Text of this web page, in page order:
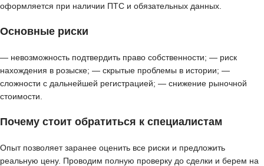
оформляется при наличии ПТС и обязательных данных.
Основные риски
— невозможность подтвердить право собственности; — риск
нахождения в розыске; — скрытые проблемы в истории; —
сложности с дальнейшей регистрацией; — снижение рыночной
стоимости.
Почему стоит обратиться к специалистам
Опыт позволяет заранее оценить все риски и предложить
реальную цену. Проводим полную проверку до сделки и берем на